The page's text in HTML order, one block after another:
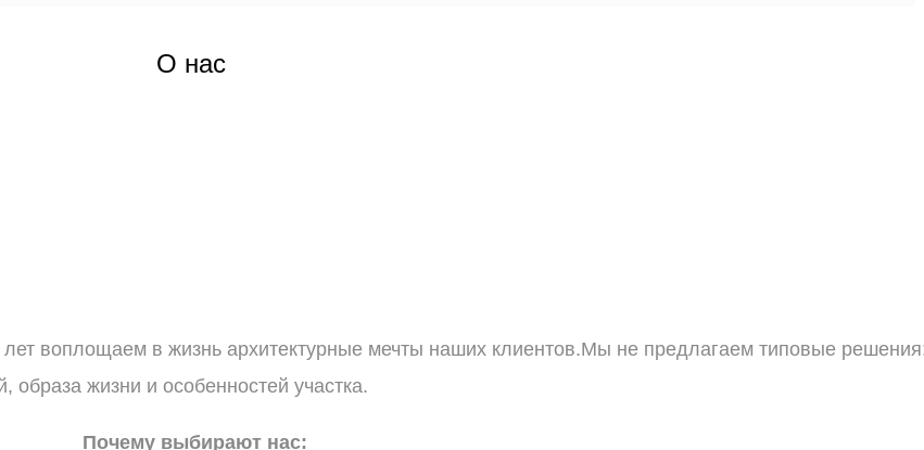
О нас
воплощаем в жизнь архитектурные мечты наших клиентов.Мы не предлагаем типовые
жизни и особенностей участка.
Почемувыбираютнас: